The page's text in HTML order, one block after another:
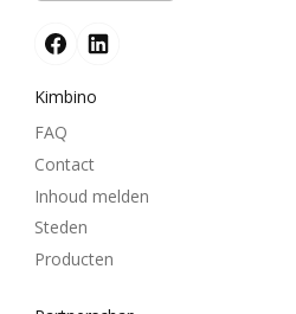
Kimbino
FAQ
Contact
Inhoud melden
Steden
Producten